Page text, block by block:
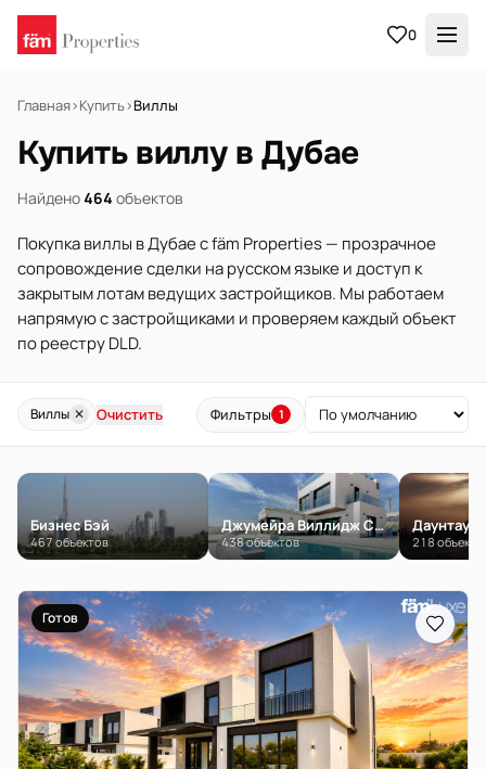
0
Главная›Купить›Виллы
Купить виллу в Дубае
Найдено464 объектов
Покупка виллы в Дубае с fäm Properties — прозрачное
сопровождение сделки на русском языке и доступ к
закрытым лотам ведущих застройщиков. Мы работаем
напрямую с застройщиками и проверяем каждый объект
по реестру DLD.
Виллы ✕ Очистить Фильтры 1
Бизнес Бэй
467 объектов
Джумейра Виллидж Серкл (JVC)
438 объектов
Даунтаун
218
Готов